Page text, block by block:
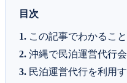
目次
この記事でわかること
沖縄で民泊運営代行
民泊運営代行を利用